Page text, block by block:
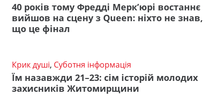
40 років тому Фредді Мерк’юрі востаннє
вийшов на сцену з Queen: ніхто не знав,
що це фінал
Крик душі, Суботня інформація
Їм назавжди 21–23: сім історій молодих
захисників Житомирщини